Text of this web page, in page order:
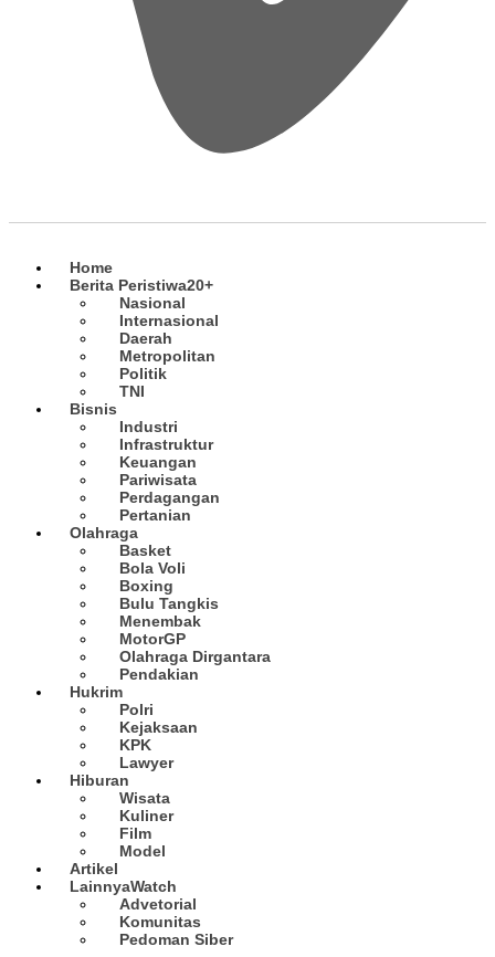
Home
Berita Peristiwa20+
Nasional
Internasional
Daerah
Metropolitan
Politik
TNI
Bisnis
Industri
Infrastruktur
Keuangan
Pariwisata
Perdagangan
Pertanian
Olahraga
Basket
Bola Voli
Boxing
Bulu Tangkis
Menembak
MotorGP
Olahraga Dirgantara
Pendakian
Hukrim
Polri
Kejaksaan
KPK
Lawyer
Hiburan
Wisata
Kuliner
Film
Model
Artikel
LainnyaWatch
Advetorial
Komunitas
Pedoman Siber